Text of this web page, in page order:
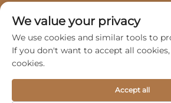
Automobile Service Co., Ltd. -
We value your privacy
We use cookies and similar tools to
If you don't want to accept all
cookies.
Accept all